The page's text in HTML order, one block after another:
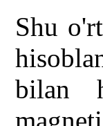
Shu
bilan